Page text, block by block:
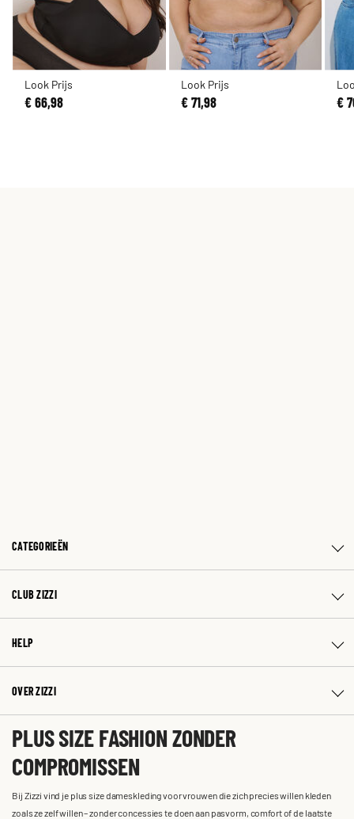
Look Prijs
€ 66,98
Look Prijs
€ 71,98 €
CATEGORIEËN
CLUB ZIZZI
HELP
OVER ZIZZI
PLUS SIZE FASHION ZONDER
COMPROMISSEN
Bij Zizzi vind je plus size dameskleding voor vrouwen die zich precies willen kleden
zoals ze zelf willen – zonder concessies te doen aan pasvorm, comfort of de laatste